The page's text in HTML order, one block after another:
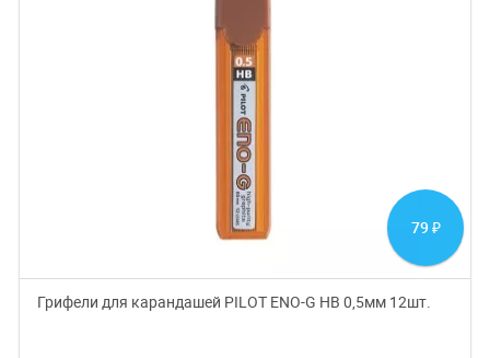
79 ₽
Грифели для карандашей PILOT ENO-G HB 0,5мм 12шт.